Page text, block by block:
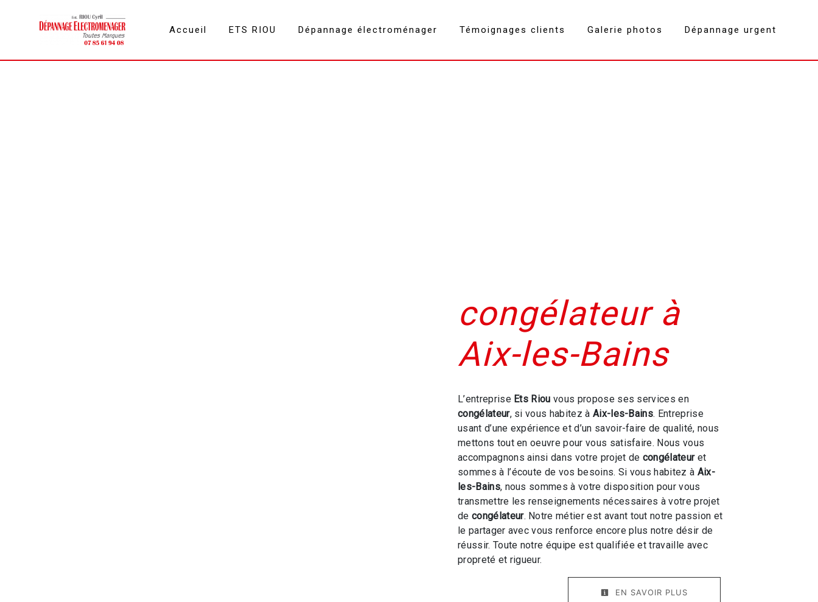
Accueil ETS RIOU Dépannage électroménager Témoignages clients Galerie photos Dépannage urgent
congélateur à
Aix-les-Bains
L’entreprise Ets Riou vous propose ses services en
congélateur, si vous habitez à Aix-les-Bains. Entreprise
usant d’une expérience et d’un savoir-faire de qualité, nous
mettons tout en oeuvre pour vous satisfaire. Nous vous
accompagnons ainsi dans votre projet de congélateuret
sommes à l’écoute de vos besoins. Si vous habitez à Aix-
les-Bains, nous sommes à votre disposition pour vous
transmettre les renseignements nécessaires à votre projet
de congélateur. Notre métier est avant tout notre passion et
le partager avec vous renforce encore plus notre désir de
réussir. Toute notre équipe est qualifiée et travaille avec
propreté et rigueur.
EN SAVOIR PLUS